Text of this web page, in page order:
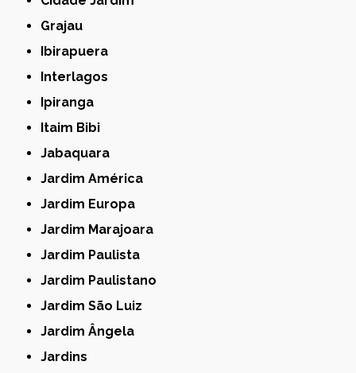
Grajau
Ibirapuera
Interlagos
Ipiranga
Itaim Bibi
Jabaquara
Jardim América
Jardim Europa
Jardim Marajoara
Jardim Paulista
Jardim Paulistano
Jardim São Luiz
Jardim Ângela
Jardins